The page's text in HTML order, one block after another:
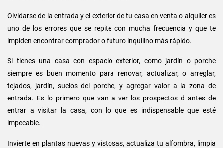
Olvidarse de la entrada y el exterior de tu casa en venta o alquiler es
uno de los errores que se repite con mucha frecuencia y que te
impiden encontrar comprador o futuro inquilino más rápido.
Si tienes una casa con espacio exterior, como jardín o porche
siempre es buen momento para renovar, actualizar, o arreglar,
tejados, jardín, suelos del porche, y agregar valor a la zona de
entrada. Es lo primero que van a ver los prospectos d antes de
entrar a visitar la casa, con lo que es indispensable que esté
impecable.
Invierte en plantas nuevas y vistosas, actualiza tu alfombra, limpia